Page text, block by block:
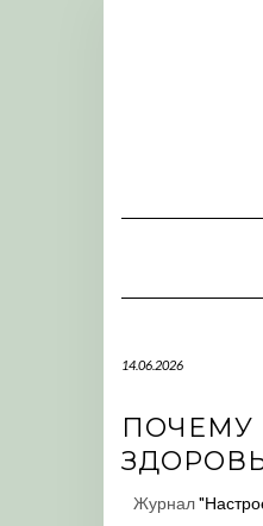
14.06.2026
ПОЧЕМУ
Журнал